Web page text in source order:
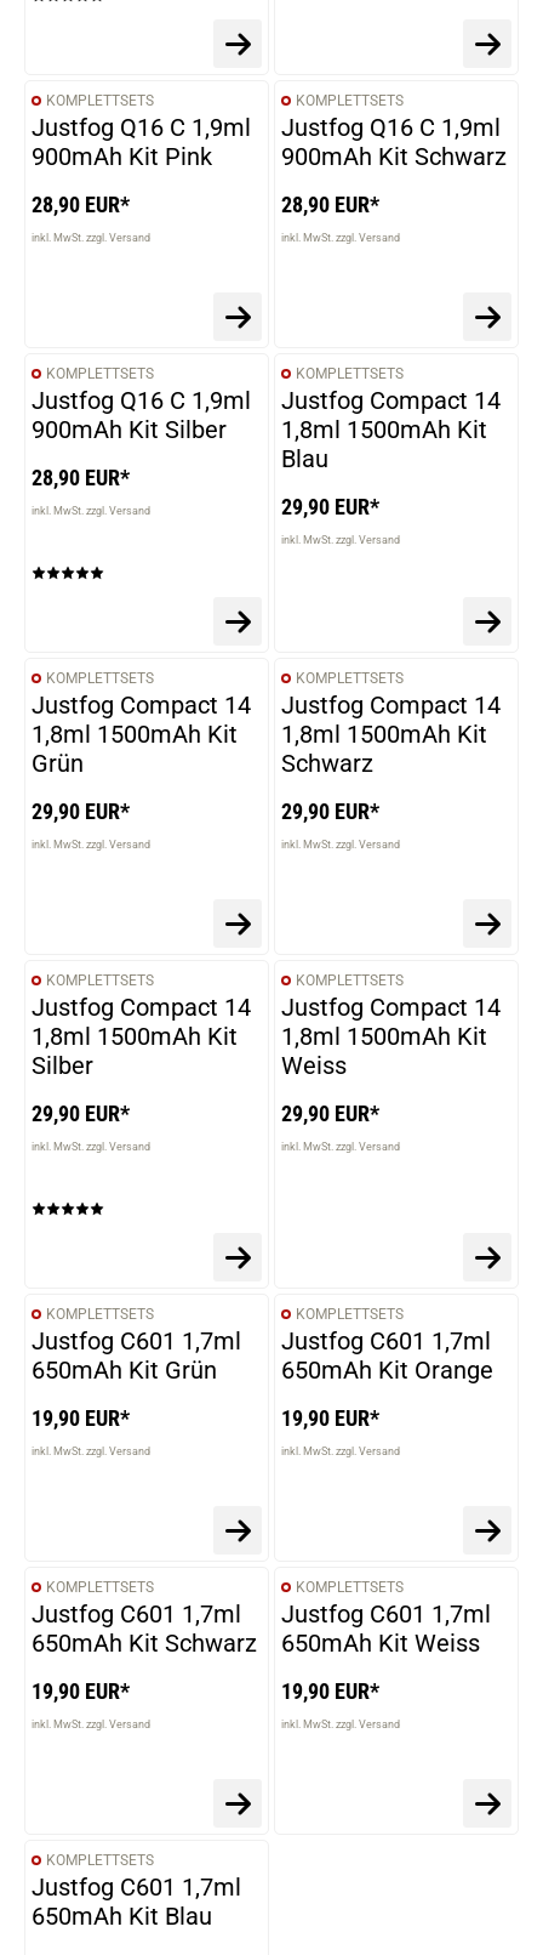
KOMPLETTSETS
Justfog Q16 C 1,9ml
900mAh Kit Pink
28,90 EUR*
inkl. MwSt. zzgl. Versand
KOMPLETTSETS
Justfog Q16 C 1,9ml
900mAh Kit Schwarz
28,90 EUR*
inkl. MwSt. zzgl. Versand
KOMPLETTSETS
Justfog Q16 C 1,9ml
900mAh Kit Silber
28,90 EUR*
inkl. MwSt. zzgl. Versand
KOMPLETTSETS
Justfog Compact 14
1,8ml 1500mAh Kit
Blau
29,90 EUR*
inkl. MwSt. zzgl. Versand
KOMPLETTSETS
Justfog Compact 14
1,8ml 1500mAh Kit
Grün
29,90 EUR*
inkl. MwSt. zzgl. Versand
KOMPLETTSETS
Justfog Compact 14
1,8ml 1500mAh Kit
Schwarz
29,90 EUR*
inkl. MwSt. zzgl. Versand
KOMPLETTSETS
Justfog Compact 14
1,8ml 1500mAh Kit
Silber
29,90 EUR*
inkl. MwSt. zzgl. Versand
KOMPLETTSETS
Justfog Compact 14
1,8ml 1500mAh Kit
Weiss
29,90 EUR*
inkl. MwSt. zzgl. Versand
KOMPLETTSETS
Justfog C601 1,7ml
650mAh Kit Grün
19,90 EUR*
inkl. MwSt. zzgl. Versand
KOMPLETTSETS
Justfog C601 1,7ml
650mAh Kit Orange
19,90 EUR*
inkl. MwSt. zzgl. Versand
KOMPLETTSETS
Justfog C601 1,7ml
650mAh Kit Schwarz
19,90 EUR*
inkl. MwSt. zzgl. Versand
KOMPLETTSETS
Justfog C601 1,7ml
650mAh Kit Weiss
19,90 EUR*
inkl. MwSt. zzgl. Versand
KOMPLETTSETS
Justfog C601 1,7ml
650mAh Kit Blau